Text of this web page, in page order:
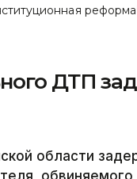
реформа
ДТП
области